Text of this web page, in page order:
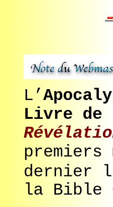
L’
Livre
dernier
la Bible